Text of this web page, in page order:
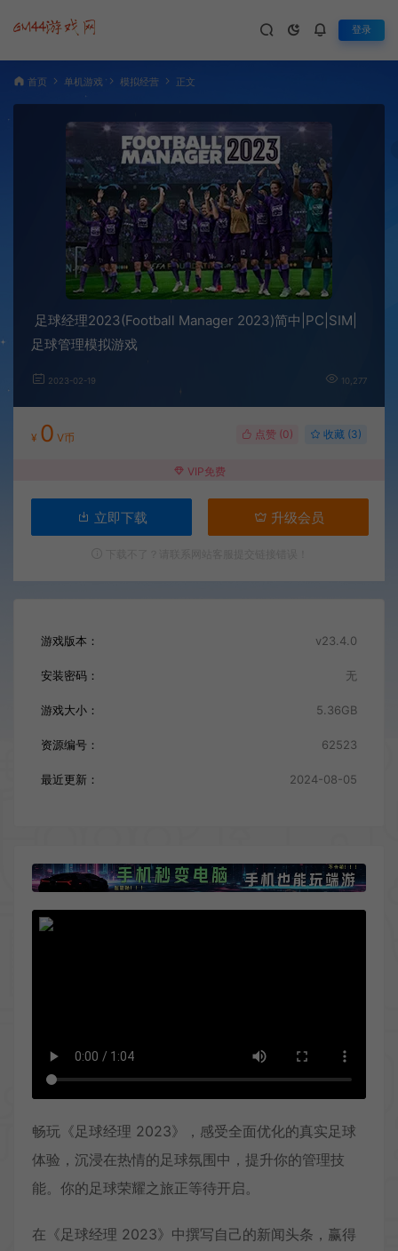
登录
首页 单机游戏 模拟经营 正文
足球经理2023(Football Manager 2023)简中|PC|SIM|
足球管理模拟游戏
2023-02-19 10,277
¥ 0 V币 点赞 (0) 收藏 (3)
VIP免费
立即下载 升级会员
游戏版本： v23.4.0
安装密码： 无
游戏大小： 5.36GB
资源编号： 62523
最近更新： 2024-08-05
畅玩《足球经理 2023》，感受全面优化的真实足球
体验，沉浸在热情的足球氛围中，提升你的管理技
能。你的足球荣耀之旅正等待开启。
在《足球经理 2023》中撰写自己的新闻头条，赢得